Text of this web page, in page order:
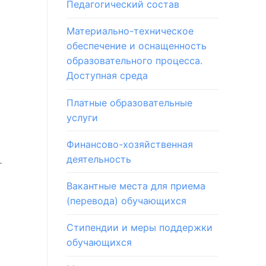
Педагогический состав
Материально-техническое
обеспечение и оснащенность
образовательного процесса.
Доступная среда
Платные образовательные
услуги
Финансово-хозяйственная
деятельность
Вакантные места для приема
(перевода) обучающихся
Стипендии и меры поддержки
обучающихся